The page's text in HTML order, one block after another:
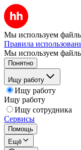
Мы используем файлы
Правила
Мы используем
Понятно
Ищу работу
Ищу работу
Ищу работу
Ищу сотрудника
Сервисы
Помощь
Ещё